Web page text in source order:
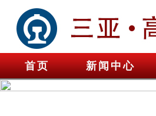
首页 新闻中心